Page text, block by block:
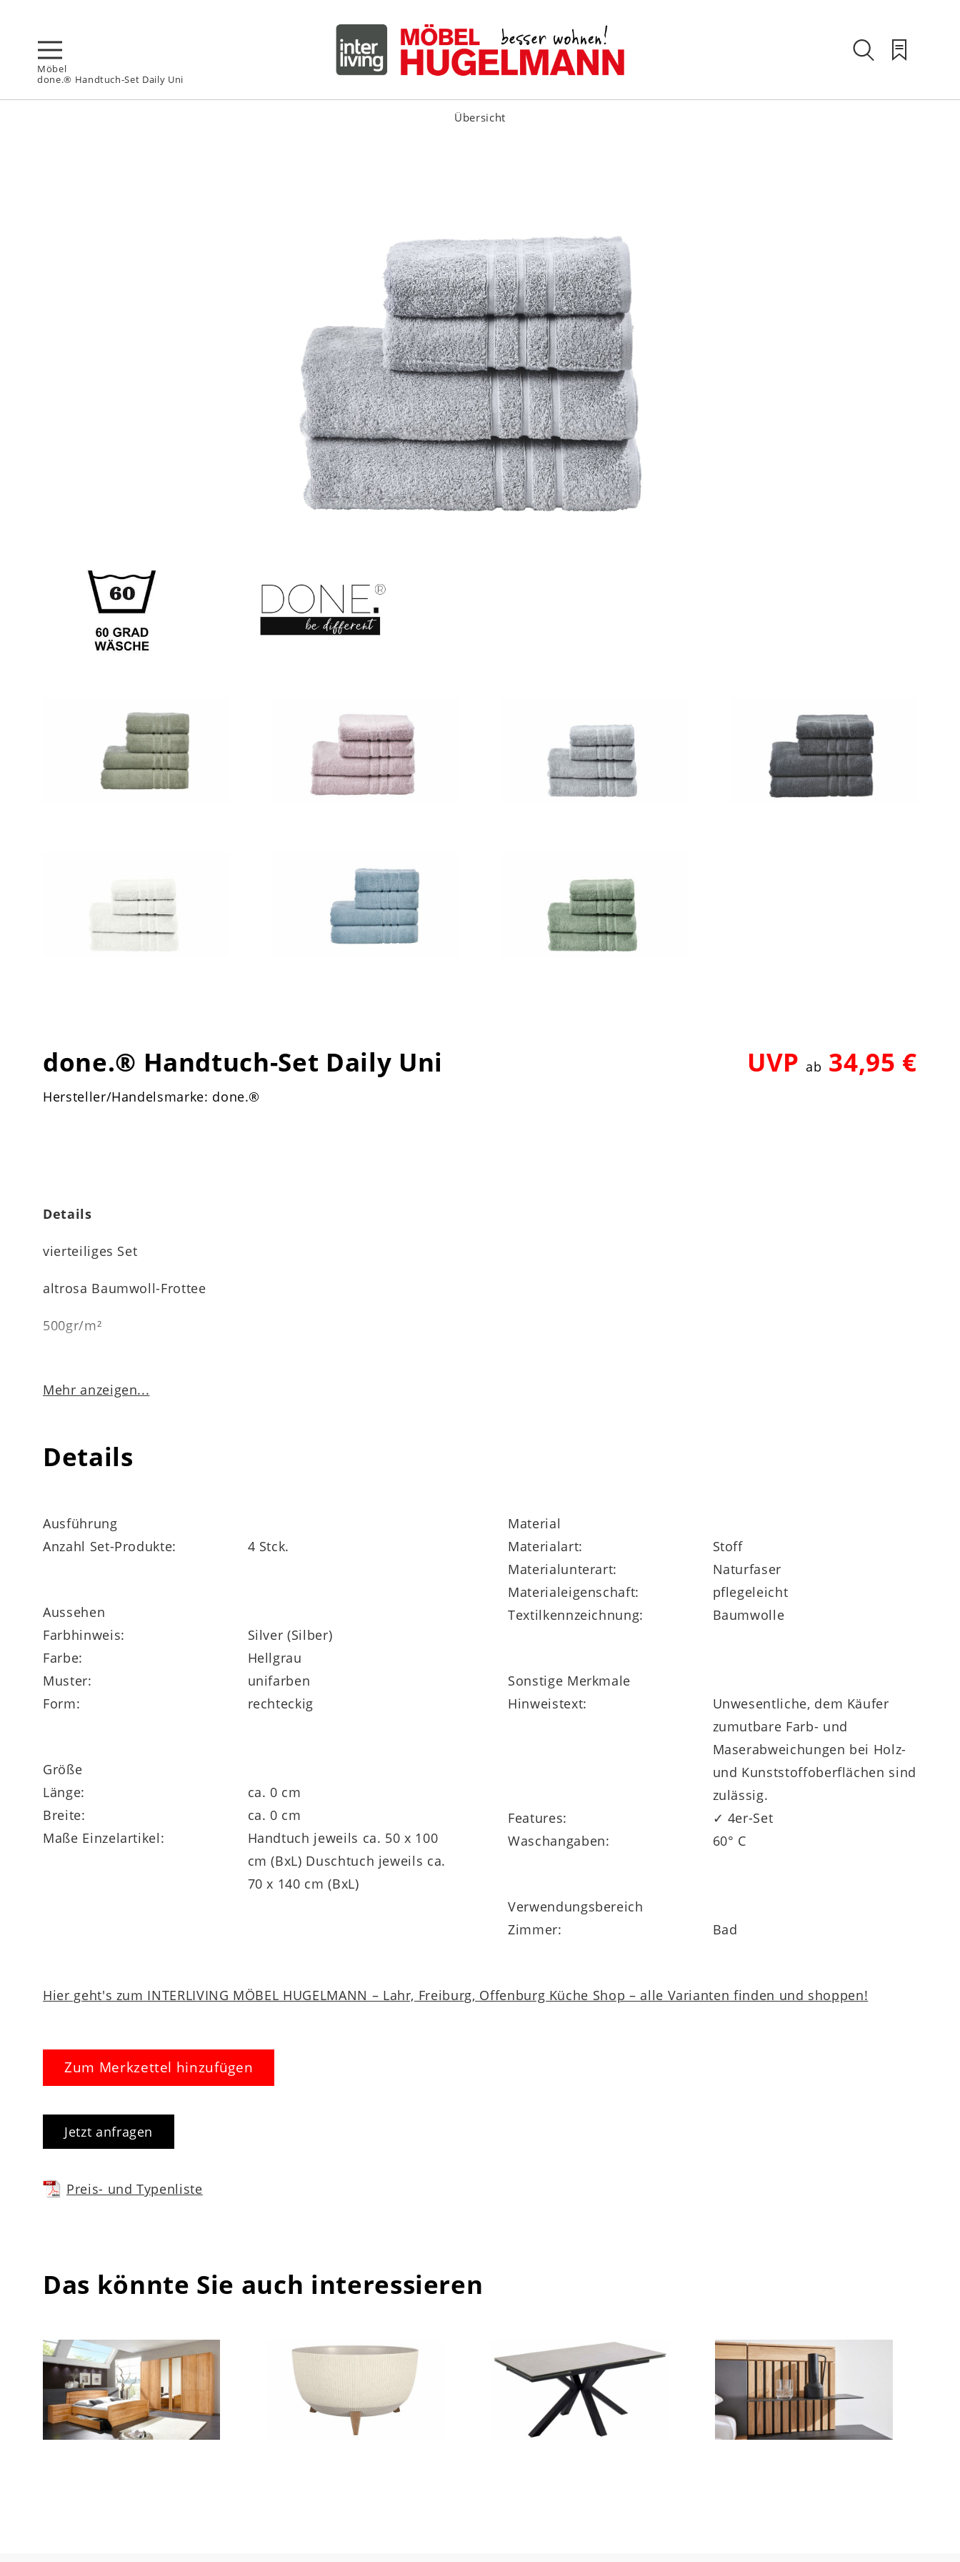
Möbel
done.® Handtuch-Set Daily Uni
Übersicht
done.® Handtuch-Set Daily Uni UVPab 34,95 €
Hersteller/Handelsmarke: done.®
Details
vierteiliges Set
altrosa Baumwoll-Frottee
500gr/m²
zwei Handtücher, Maße jeweils ca. 50 x 100 cm (BxL)
trocknergeeignet
nicht bleichen
in vielen weiteren Farben bestellbar
Mehr anzeigen...
Details
Ausführung
Anzahl Set-Produkte:
4 Stck.
Aussehen
Farbhinweis:
Silver (Silber)
Farbe:
Hellgrau
Muster:
unifarben
Form:
rechteckig
Größe
Länge:
ca. 0 cm
Breite:
ca. 0 cm
Maße Einzelartikel:
Handtuch jeweils ca. 50 x 100
cm (BxL) Duschtuch jeweils ca.
70 x 140 cm (BxL)
Material
Materialart:
Stoff
Materialunterart:
Naturfaser
Materialeigenschaft:
pflegeleicht
Textilkennzeichnung:
Baumwolle
Sonstige Merkmale
Hinweistext:
Unwesentliche, dem Käufer
zumutbare Farb- und
Maserabweichungen bei Holz-
und Kunststoffoberflächen sind
zulässig.
Features:
✓ 4er-Set
Waschangaben:
60° C
Verwendungsbereich
Zimmer:
Bad
Hier geht's zum INTERLIVING MÖBEL HUGELMANN – Lahr, Freiburg, Offenburg Küche Shop – alle Varianten finden und shoppen!
Zum Merkzettel hinzufügen
Jetzt anfragen
Preis- und Typenliste
Das könnte Sie auch interessieren